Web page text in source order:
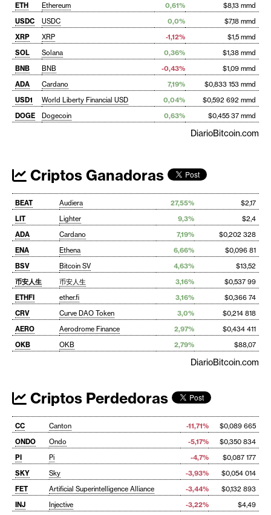
ETH
Ethereum 0,61%
$8,13 mmd
USDC
USDC 0,0%
$7,18 mmd
XRP
XRP -1,12%
$1,5 mmd
SOL
Solana 0,36%
$1,38 mmd
BNB
BNB -0,43%
$1,09 mmd
ADA
Cardano 7,19%
$0,833 153 mmd
USD1
World Liberty Financial USD 0,04%
$0,592 692 mmd
DOGE
Dogecoin 0,63% $0,455 37 mmd
DiarioBitcoin.com
Criptos Ganadoras
BEAT Audiera 27,55%
$2,17
LIT
Lighter 9,3%
$2,4
ADA
Cardano 7,19%
$0,202 328
ENA
Ethena 6,66%
$0,096 81
BSV
Bitcoin SV 4,63%
$13,52
币安人生
币安人生 3,16%
$0,537 99
ETHFI
ether.fi 3,16%
$0,366 74
CRV
Curve DAO Token 3,0%
$0,214 818
AERO
Aerodrome Finance 2,97%
$0,434 411
OKB
OKB 2,79% $88,07
DiarioBitcoin.com
Criptos Perdedoras
CC Canton -11,71%
$0,089 665
ONDO
Ondo -5,17%
$0,350 834
PI
Pi -4,7%
$0,087 177
SKY
Sky -3,93%
$0,054 014
FET
Artificial Superintelligence Alliance -3,44%
$0,132 893
INJ
Injective -3,22%
$4,49